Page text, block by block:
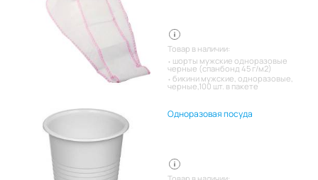
Товар в наличии:
шорты мужские одноразовые
черные (спанбонд 45 г/м2)
бикини мужские, одноразовые,
черные,100 шт. в пакете
Одноразовая посуда